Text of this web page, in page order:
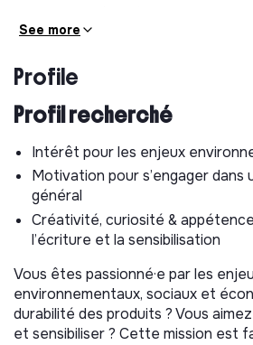
varié·es (citoyen·nes,
et solutions autour de la
et Produits durables, en lien
Contribuer à la préparation de
diffusion (kits, messages,
Axe 2 : Animation de la
Participer à la création de
sensibilisation pour les réseaux
prise de RDV avec les
Appuyer la communication HOP
Journées Nationales de la
See more
Profile
Profil recherché
Intérêt pour les enjeux
Motivation pour s’engager dans
général
Créativité, curiosité &
l’écriture et la sensibilisation
Vous êtes passionné·e par les
environnementaux, sociaux et
durabilité des produits ? Vous
et sensibiliser ? Cette mission est